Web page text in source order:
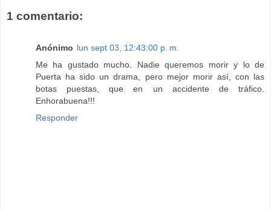
1 comentario:
Anónimo lun sept 03, 12:43:00 p. m.
Me ha gustado mucho. Nadie queremos morir y lo de
Puerta ha sido un drama, pero mejor morir así, con las
botas puestas, que en un accidente de tráfico.
Enhorabuena!!!
Responder